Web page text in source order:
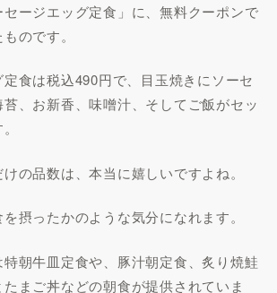
セージエッグ定食」に、無料クーポンで
のです。
食は税込490円で、目玉焼きにソーセ
、お新香、味噌汁、そしてご飯がセッ
の品数は、本当に嬉しいですよね。
摂ったかのような気分になれます。
朝牛皿定食や、豚汁朝定食、炙り焼鮭
まご丼などの朝食が提供されていま